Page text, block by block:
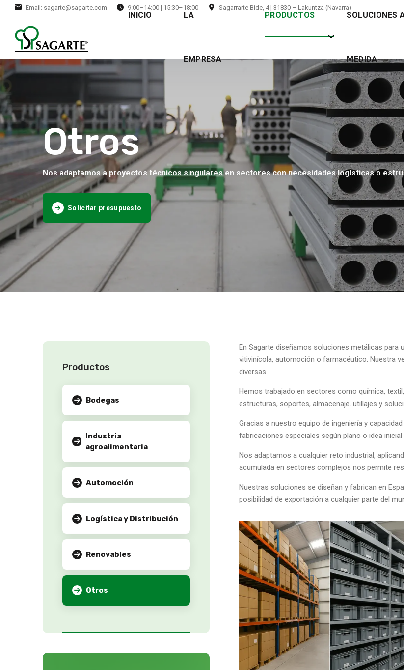
Email: sagarte@sagarte.com 9:00–14:00 | 15:30–18:00 Sagarrarte Bide, 4 | 31830 – Lakuntza (Navarra)
INICIO LA
EMPRESA
PRODUCTOS SOLUCIONES
MEDIDA
Otros
Nos adaptamos a proyectos técnicos singulares en sectores con necesidades logísticas o
Solicitar presupuesto
Productos
Bodegas
Industria
agroalimentaria
Automoción
Logística y Distribución
Renovables
Otros
En Sagarte diseñamos soluciones metálicas para
vitivinícola, automoción o farmacéutico. Nuestra
diversas.
Hemos trabajado en sectores como química,
estructuras, soportes, almacenaje, utillajes y
Gracias a nuestro equipo de ingeniería y
fabricaciones especiales según plano o idea inicial
Nos adaptamos a cualquier reto industrial,
acumulada en sectores complejos nos permite
Nuestras soluciones se diseñan y fabrican en
posibilidad de exportación a cualquier parte del